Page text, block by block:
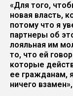
«Для того,
новая власть,
потому что я
партнеры об
лояльная им
то, что ей
которые
ее гражданам,
ничего